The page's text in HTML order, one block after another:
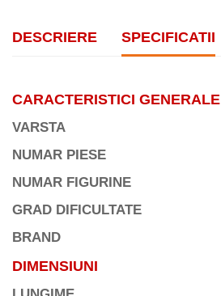
DESCRIERE SPECIFICATII
CARACTERISTICI GENERALE
VARSTA
NUMAR PIESE
NUMAR FIGURINE
GRAD DIFICULTATE
BRAND
DIMENSIUNI